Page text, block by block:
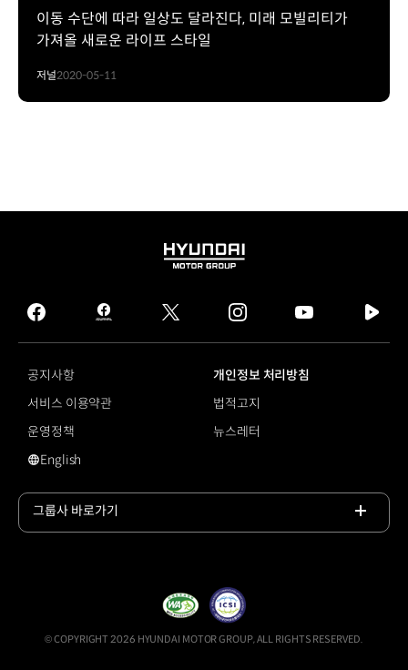
이동 수단에 따라 일상도 달라진다, 미래 모빌리티가
가져올 새로운 라이프 스타일
저널2020-05-11
HYUNDAI
GROUP
facebook
hmg
journal
twitter instagram
tv
공지사항
개인정보 처리방침
서비스 이용약관
법적고지
운영정책
뉴스레터
증강현실
English
그룹사 바로가기
© COPYRIGHT 2026 HYUNDAI MOTOR GROUP, ALL RIGHTS RESERVED.